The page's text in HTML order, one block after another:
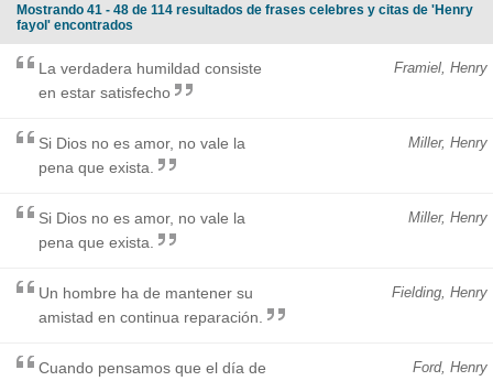
Mostrando 41 - 48 de 114 resultados de frases celebres y citas de 'Henry
fayol' encontrados
Framiel, Henry
La verdadera humildad consiste
en estar satisfecho
Miller, Henry
Si Dios no es amor, no vale la
pena que exista.
Miller, Henry
Si Dios no es amor, no vale la
pena que exista.
Fielding, Henry
Un hombre ha de mantener su
amistad en continua reparación.
Ford, Henry
Cuando pensamos que el día de